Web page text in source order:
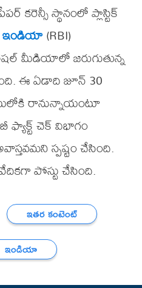
కరెన్సీ స్థానంలో ప్లాస్టిక్
ఇండియా(RBI)
మీడియాలో జరుగుతున్న
ఈ ఏడాది జూన్ 30
రానున్నాయంటూ
ఫ్యాక్ట్ చెక్ విభాగం
స్పష్టం చేసింది.
పోస్టు చేసింది.
ఇతర కంటెంట్
ఇండియా